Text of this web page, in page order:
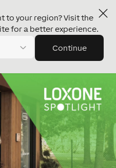
to your region? Visit the
for a better experience.
Continue